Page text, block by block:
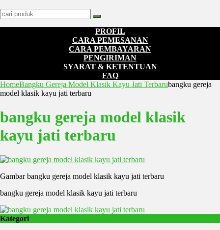
PROFIL
CARA PEMESANAN
CARA PEMBAYARAN
PENGIRIMAN
SYARAT & KETENTUAN
FAQ
HomeBangku Gereja Model Klasik Kayu Jati Terbarubangku gereja
model klasik kayu jati terbaru
bangku gereja model klasik
kayu jati terbaru
Gambar bangku gereja model klasik kayu jati terbaru
bangku gereja model klasik kayu jati terbaru
Kategori